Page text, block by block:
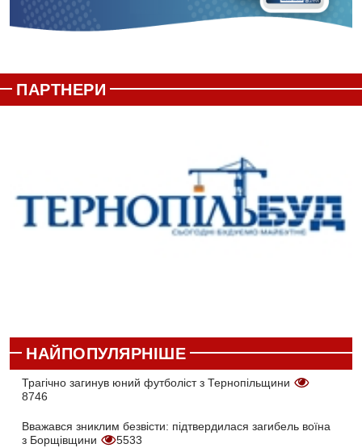
ПАРТНЕРИ
НАЙПОПУЛЯРНІШЕ
Трагічно загинув юний футболіст з Тернопільщини
8746
Вважався зниклим безвісти: підтвердилася загибель воїна
з Борщівщини
5533